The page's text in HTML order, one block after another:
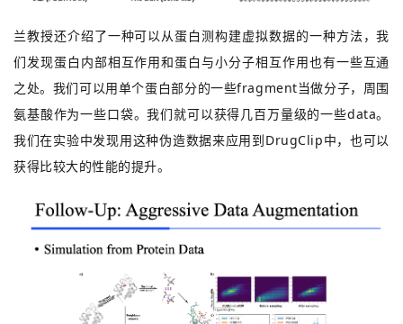
兰教授还介绍了一种可以从蛋白测构建虚拟数据的一种方法，我
们发现蛋白内部相互作用和蛋白与小分子相互作用也有一些互通
之处。我们可以用单个蛋白部分的一些fragment当做分子，周围
氨基酸作为一些口袋。我们就可以获得几百万量级的一些data。
我们在实验中发现用这种伪造数据来应用到DrugClip中，也可以
获得比较大的性能的提升。